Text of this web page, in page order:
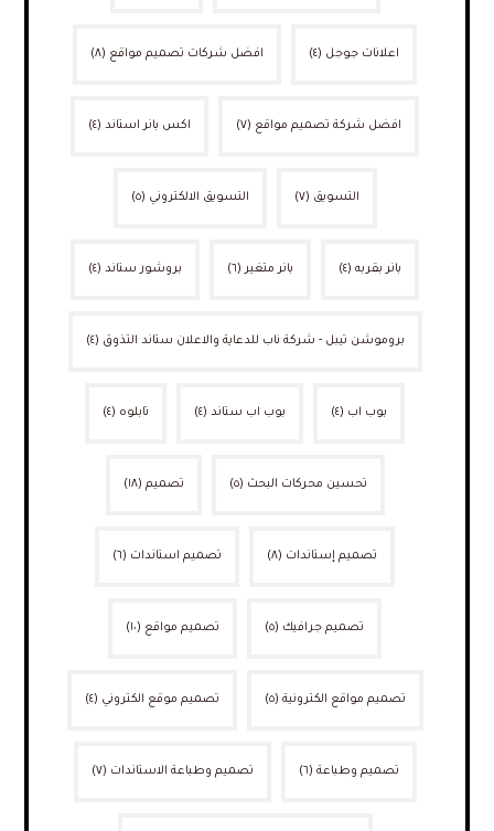
اعلانات جوجل (٤) افضل شركات تصميم مواقع (٨)
افضل شركة تصميم مواقع (٧) اكس بانر استاند (٤)
التسويق (٧) التسويق الالكتروني (٥)
بانر بقربه (٤) بانر متغير (٦) بروشور ستاند (٤)
بروموشن تيبل - شركة ناب للدعاية والاعلان ستاند التذوق (٤)
بوب اب (٤) بوب اب ستاند (٤) تابلوه (٤)
تحسين محركات البحث (٥) تصميم (١٨)
تصميم إستاندات (٨) تصميم استاندات (٦)
تصميم جرافيك (٥) تصميم مواقع (١٠)
تصميم مواقع الكترونية (٥) تصميم موقع الكتروني (٤)
تصميم وطباعة (٦) تصميم وطباعة الاستاندات (٧)